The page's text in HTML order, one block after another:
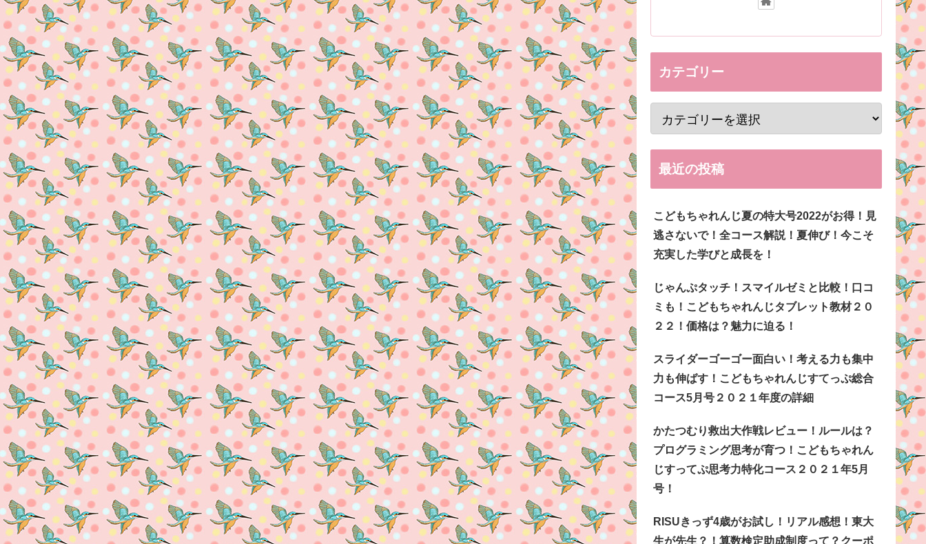
カテゴリー
最近の投稿
こどもちゃれんじ夏の特大号2022がお得！見
逃さないで！全コース解説！夏伸び！今こそ
充実した学びと成長を！
じゃんぷタッチ！スマイルゼミと比較！口コ
ミも！こどもちゃれんじタブレット教材２０
２２！価格は？魅力に迫る！
スライダーゴーゴー面白い！考える力も集中
力も伸ばす！こどもちゃれんじすてっぷ総合
コース5月号２０２１年度の詳細
かたつむり救出大作戦レビュー！ルールは？
プログラミング思考が育つ！こどもちゃれん
じすってぷ思考力特化コース２０２１年5月
号！
RISUきっず4歳がお試し！リアル感想！東大
生が先生？！算数検定助成制度って？クーポ